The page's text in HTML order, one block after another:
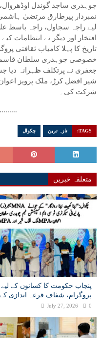
چوہدری ساجد گوندل
نمبردار پیرطارق مرتضیٰ
لیے راجہ سجاول، راجہ باسط
افتخار اور دیگر نے انتظامات
تاریخ کا پہلا کامیاب ثقافتی
خصوصی چوہدری سلطان قاسم
جعفری نے پرتکلف ظہرانہ
شیر افضل کرڑ، ملک پرویز
شرکت کی۔
TAGS: تازہ ترین چکوال
متعلقہ خبریں
پنجاب حکومت کا کسانوں کے لیے
پروگرام، شفاف قرعہ اندازی
July 27, 2026 0